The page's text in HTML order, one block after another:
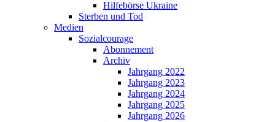
Hilfebörse Ukraine
Sterben und Tod
Medien
Sozialcourage
Abonnement
Archiv
Jahrgang 2022
Jahrgang 2023
Jahrgang 2024
Jahrgang 2025
Jahrgang 2026